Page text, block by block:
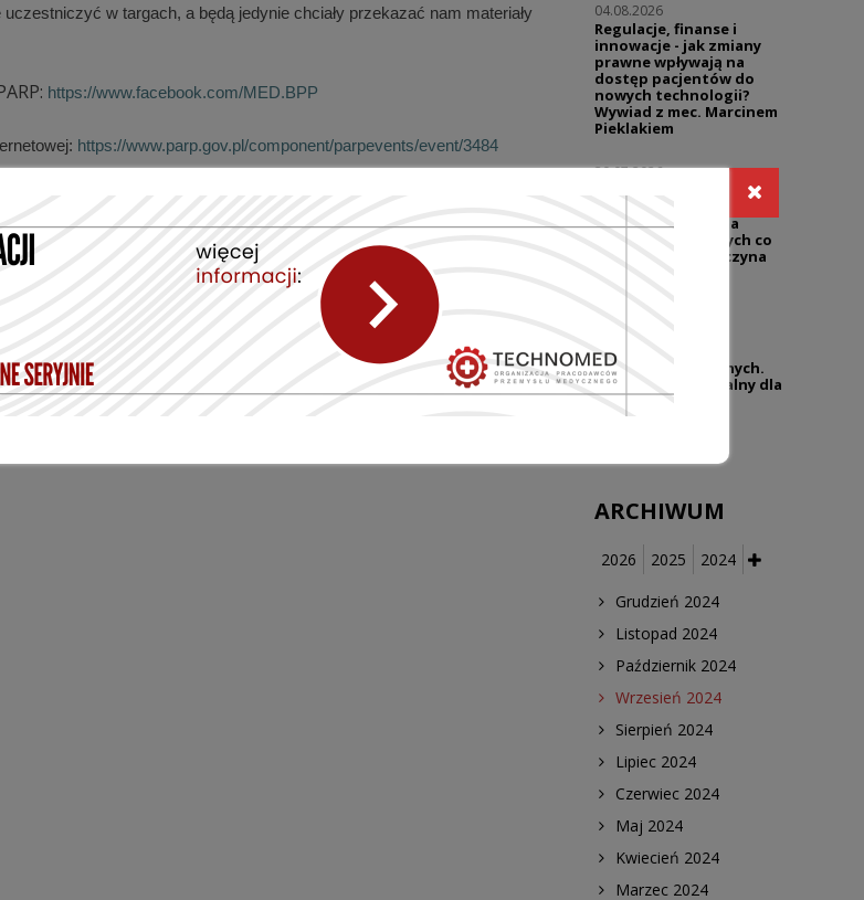
w targach, a będą jedynie chciały przekazać nam materiały
https://www.facebook.com/MED.BPP
https://www.parp.gov.pl/component/parpevents/event/3484
04.08.2026
Regulacje, finanse i
innowacje - jak zmiany
prawne wpływają na
dostęp pacjentów do
nowych technologii?
Wywiad z mec. Marcinem
Pieklakiem
30.07.2026
Warsztaty | Dialog w
praktyka | Reklama
sklepów medycznych co
wolno, a gdzie zaczyna
niedozwolonych
klauzulach umownych.
Temat wciąż aktualny dla
branży wyrobów
medycznych
ARCHIWUM
2026 2025
2024
Grudzień 2024
Listopad 2024
Październik 2024
Wrzesień 2024
Sierpień 2024
Lipiec 2024
Czerwiec 2024
Maj 2024
Kwiecień 2024
Marzec 2024